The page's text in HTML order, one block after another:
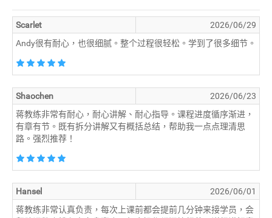
Scarlet
2026/06/29
Andy很有耐心，也很细腻。整个过程很轻松。学到了很多细节。
Shaochen
2026/06/23
蒋教练非常有耐心，耐心讲解、耐心指导。课程进度循序渐进，
有章有节。既有拆分讲解又有概括总结，帮助我一点点理清思
路。强烈推荐！
Hansel
2026/06/01
蒋教练非常认真负责，每次上课前都会提前几分钟来接学员，会